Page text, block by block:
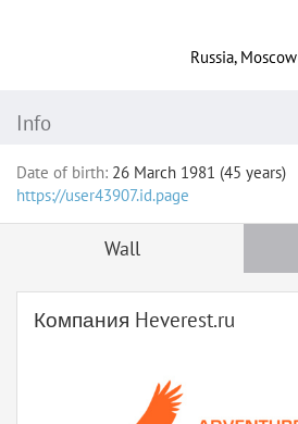
Russia, Moscow
Info
Date of birth: 26 March 1981 (45 years)
https://user43907.id.page
Wall
Компания Heverest.ru